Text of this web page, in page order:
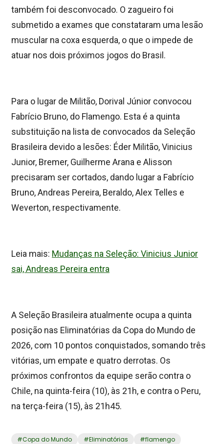
também foi desconvocado. O zagueiro foi
submetido a exames que constataram uma lesão
muscular na coxa esquerda, o que o impede de
atuar nos dois próximos jogos do Brasil.
Para o lugar de Militão, Dorival Júnior convocou
Fabrício Bruno, do Flamengo. Esta é a quinta
substituição na lista de convocados da Seleção
Brasileira devido a lesões: Éder Militão, Vinicius
Junior, Bremer, Guilherme Arana e Alisson
precisaram ser cortados, dando lugar a Fabrício
Bruno, Andreas Pereira, Beraldo, Alex Telles e
Weverton, respectivamente.
Leia mais: Mudanças na Seleção: Vinicius Junior
sai, Andreas Pereira entra
A Seleção Brasileira atualmente ocupa a quinta
posição nas Eliminatórias da Copa do Mundo de
2026, com 10 pontos conquistados, somando três
vitórias, um empate e quatro derrotas. Os
próximos confrontos da equipe serão contra o
Chile, na quinta-feira (10), às 21h, e contra o Peru,
na terça-feira (15), às 21h45.
#Copa do Mundo #Eliminatórias #flamengo